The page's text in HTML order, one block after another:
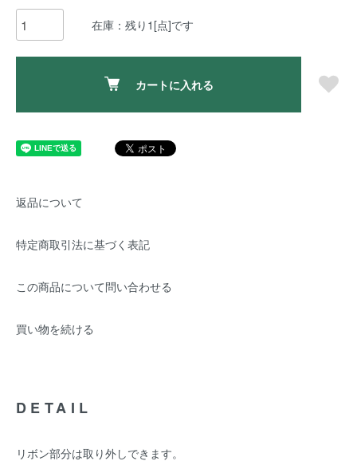
在庫：残り1[点]です
カートに入れる
返品について
特定商取引法に基づく表記
この商品について問い合わせる
買い物を続ける
DETAIL
リボン部分は取り外しできます。